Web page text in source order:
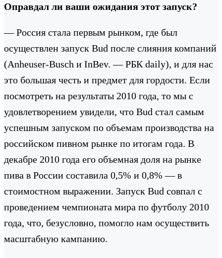
Оправдал ли ваши ожидания этот запуск?
— Россия стала первым рынком, где был
осуществлен запуск Bud после слияния компаний
(Anheuser-Busch и InBev. — РБК daily), и для нас
это большая честь и предмет для гордости. Если
посмотреть на результаты 2010 года, то мы с
удовлетворением увидели, что Bud стал самым
успешным запуском по объемам производства на
российском пивном рынке по итогам года. В
декабре 2010 года его объемная доля на рынке
пива в России составила 0,5% и 0,8% — в
стоимостном выражении. Запуск Bud совпал с
проведением чемпионата мира по футболу 2010
года, что, безусловно, помогло нам осуществить
масштабную кампанию.